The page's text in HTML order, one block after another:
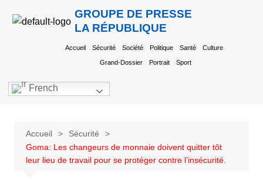
GROUPE DE PRESSE
LA RÉPUBLIQUE
Accueil Sécurité Société Politique Santé Culture
Grand-Dossier Portrait Sport
French
Accueil
Sécurité
Goma: Les changeurs de monnaie doivent quitter tôt
leur lieu de travail pour se protéger contre l’insécurité.